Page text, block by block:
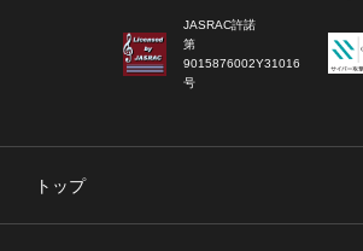
JASRAC許諾
第
9015876002Y31016
号
トップ